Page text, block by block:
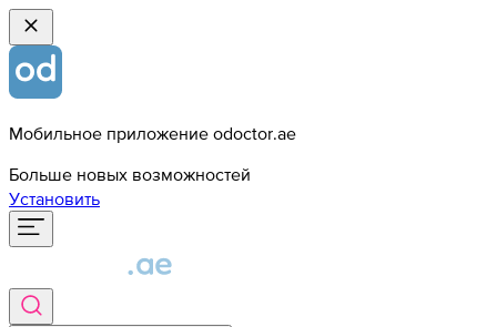
Мобильное приложение odoctor.ae
Больше новых возможностей
Установить